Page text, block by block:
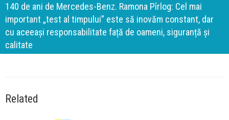
140 de ani de Mercedes-Benz. Ramona Pîrlog: Cel mai
important „test al timpului” este să inovăm constant, dar
cu aceeași responsabilitate față de oameni, siguranță și
calitate
Related